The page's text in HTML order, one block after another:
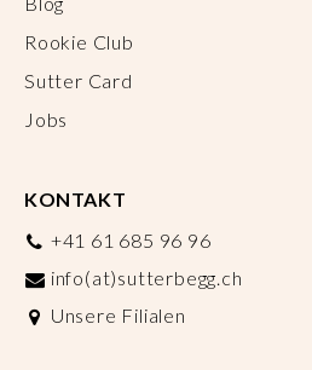
Rookie Club
Sutter Card
Jobs
KONTAKT
+41 61 685 96 96
info(at)sutterbegg.ch
Unsere Filialen